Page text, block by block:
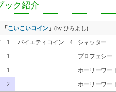
ック紹介
「 こいこいコイン 」 (by ひろよし)
1 パイエティコイン 4 シャッター
1 プロフェシー
1 ホーリーワー
2 ホーリーワー